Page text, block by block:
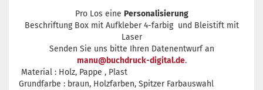
Pro Los eine Personalisierung
Beschriftung Box mit Aufkleber 4-farbig und Bleistift mit
Laser
Senden Sie uns bitte Ihren Datenentwurf an
manu@buchdruck-digital.de.
Material : Holz, Pappe , Plast
Grundfarbe : braun, Holzfarben, Spitzer Farbauswahl